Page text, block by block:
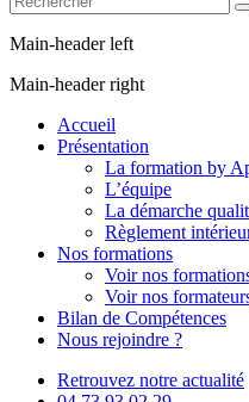
Main-header left
Main-header right
Accueil
Présentation
La formation by
L’équipe
La démarche
Règlement
Nos formations
Voir nos
Voir nos
Bilan de Compétences
Nous rejoindre ?
Retrouvez notre actualité